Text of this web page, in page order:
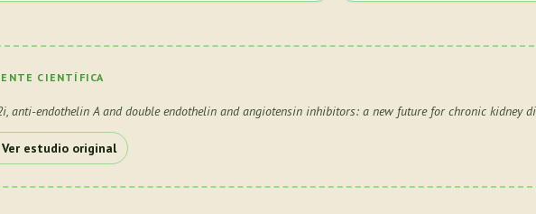
CIENTÍFICA
anti-endothelin A and double endothelin and angiotensin inhibitors: a new future for chronic kidney
Ver estudio original